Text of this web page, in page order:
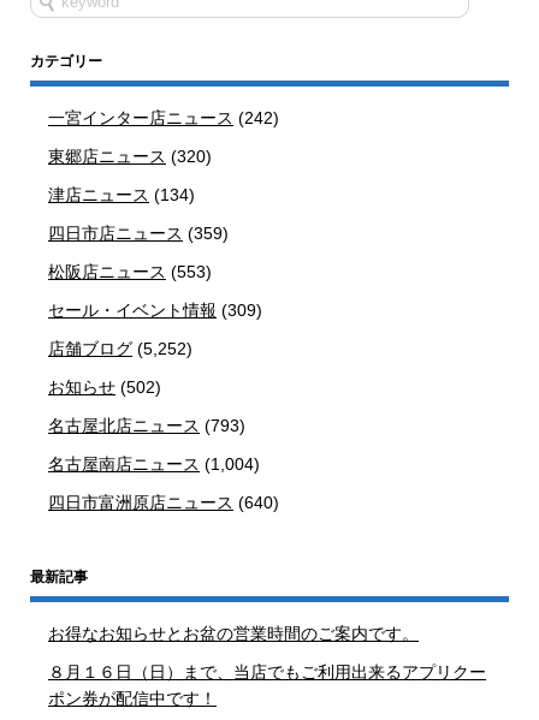
カテゴリー
一宮インター店ニュース (242)
東郷店ニュース (320)
津店ニュース (134)
四日市店ニュース (359)
松阪店ニュース (553)
セール・イベント情報 (309)
店舗ブログ (5,252)
お知らせ (502)
名古屋北店ニュース (793)
名古屋南店ニュース (1,004)
四日市富洲原店ニュース (640)
最新記事
お得なお知らせとお盆の営業時間のご案内です。
８月１６日（日）まで、当店でもご利用出来るアプリクー
ポン券が配信中です！